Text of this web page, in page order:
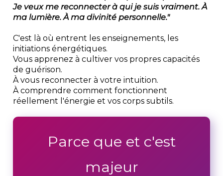
Je veux me reconnecter à qui je suis vraiment. À
ma lumière. À ma divinité personnelle."
C'est là où entrent les enseignements, les
initiations énergétiques.
Vous apprenez à cultiver vos propres capacités
de guérison.
À vous reconnecter à votre intuition.
À comprendre comment fonctionnent
réellement l'énergie et vos corps subtils.
Parce que et c'est
majeur